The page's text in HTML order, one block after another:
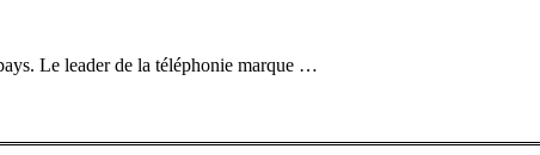
Le leader de la téléphonie marque …